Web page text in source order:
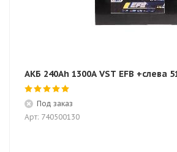
АКБ 240Ah 1300A VST EFB +слева
Под заказ
Арт: 740500130